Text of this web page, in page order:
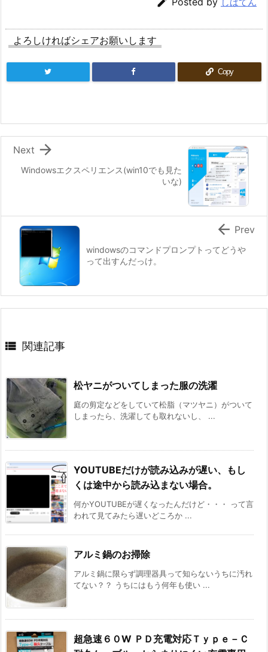
しばてん
よろしければシェアお願いします
Copy
Windowsエクスペリエンス(win10でも見た
いな)

Next
windowsのコマンドプロンプトってどうや
って出すんだっけ。
 Prev
 関連記事
松ヤニがついてしまった服の洗濯
庭の剪定などをしていて松脂（マツヤニ）がついて
しまったら、洗濯しても取れないし、 ...
YOUTUBEだけが読み込みが遅い、もし
くは途中から読み込まない場合。
何かYOUTUBEが遅くなったんだけど・・・ って言
われて見てみたら遅いどころか ...
アルミ鍋のお掃除
アルミ鍋に限らず調理器具って知らないうちに汚れ
てない？？ うちにはもう何年も使い ...
超急速６０W ＰＤ充電対応Ｔｙｐｅ－Ｃ